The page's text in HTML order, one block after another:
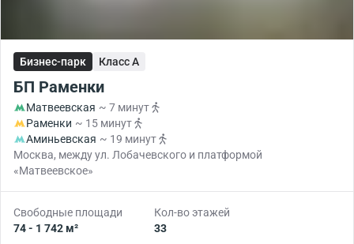
Бизнес-парк Класс A
БП Раменки
Матвеевская ~ 7 минут
Раменки ~ 15 минут
Аминьевская ~ 19 минут
Москва, между ул. Лобачевского и платформой
«Матвеевское»
Свободные площади
74 - 1 742 м²
Кол-во этажей
33